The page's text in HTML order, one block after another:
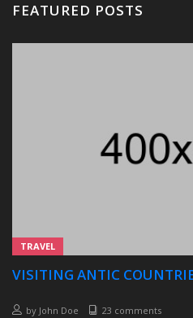
FEATURED POSTS
TRAVEL
VISITING ANTIC
by John Doe 23 comments